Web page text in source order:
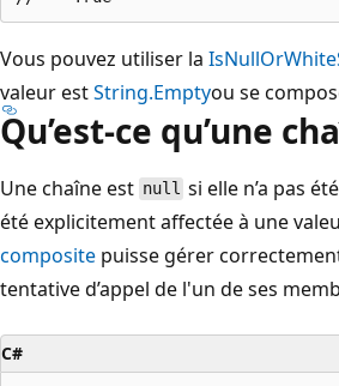
Vous pouvez utiliser la
valeur estString.Emptyou se
Qu’est-ce qu’une
Une chaîne est null si elle n’a pas
été explicitement affectée à une
composite puisse gérer
tentative d’appel de l'un de ses
C#